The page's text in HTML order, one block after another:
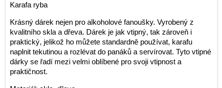
Karafa ryba
Krásný dárek nejen pro alkoholové fanoušky. Vyrobený z
kvalitního skla a dřeva. Dárek je jak vtipný, tak zároveň i
praktický, jelikož ho můžete standardně používat, karafu
naplnit tekutinou a rozlévat do panáků a servírovat. Tyto vtipné
dárky se řadí mezi velmi oblíbené pro svoji vtipnost a
praktičnost.